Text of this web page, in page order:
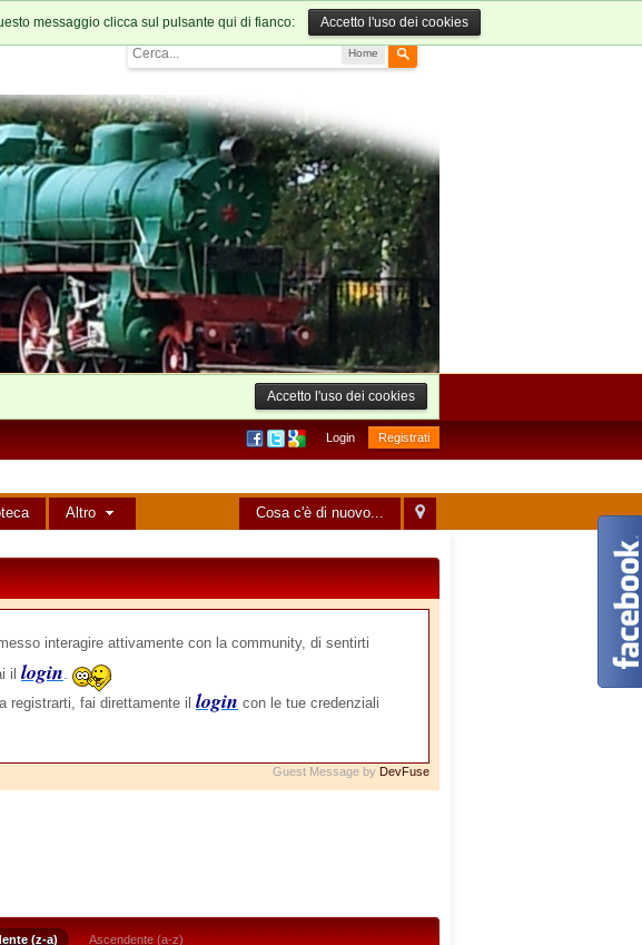
Home
messaggio clicca sul pulsante qui di fianco: Accetto l'uso dei cookies
Accetto l'uso dei cookies
Login Registrati
Cosa c'è di nuovo...
Altro
interagire attivamente con la community, di sentirti
il login.
registrarti, fai direttamente il login con le tue credenziali
Guest Message by DevFuse
(z-a) Ascendente (a-z)